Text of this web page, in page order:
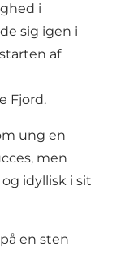
i
sig igen i
af
Fjord.
ung en
men
idyllisk i sit
en sten